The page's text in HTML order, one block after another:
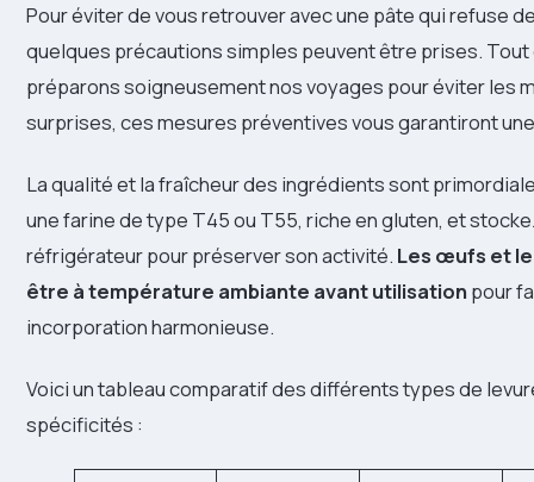
Pour éviter de vous retrouver avec une pâte qui refuse
quelques précautions simples peuvent être prises. Tout
préparons soigneusement nos voyages pour éviter les
surprises, ces mesures préventives vous garantiront
La qualité et la fraîcheur des ingrédients sont
une farine de type T45 ou T55, riche en gluten, et
réfrigérateur pour préserver son activité. Les œufs et
être à température ambiante avant utilisation pour
incorporation harmonieuse.
Voici un tableau comparatif des différents types de
spécificités :